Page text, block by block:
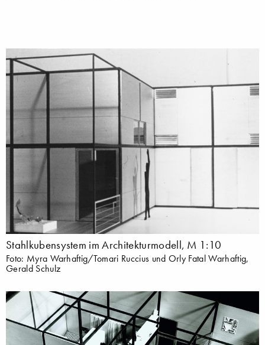
Stahlkubensystem im Architekturmodell, M 1:10
Foto: Myra Warhaftig/Tomari Ruccius und Orly Fatal Warhaftig,
Gerald Schulz